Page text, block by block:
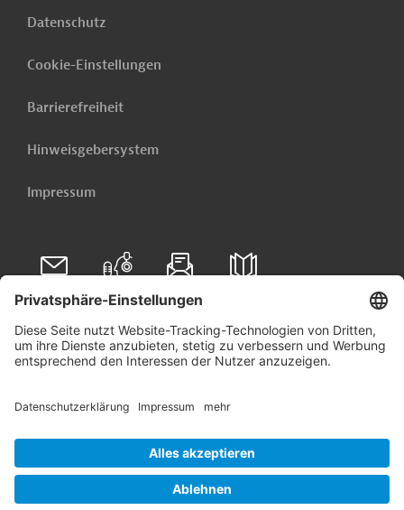
Datenschutz
Cookie-Einstellungen
Barrierefreiheit
Hinweisgebersystem
Impressum
Folgen Sie uns auf
Linkedin
© 2026 Germany Trade & Invest